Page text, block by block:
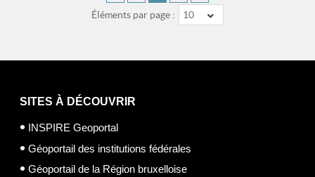
Éléments par page : 10
SITES À DÉCOUVRIR
INSPIRE Geoportal
Géoportail des institutions fédérales
Géoportail de la Région bruxelloise